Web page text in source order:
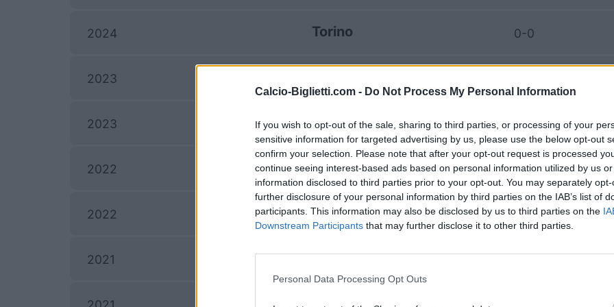
Calcio-Biglietti.com - Do Not Process My Personal Information
If you wish to opt-out of the sale, sharing to third parties, or processing of your
sensitive information for targeted advertising by us, please use the below opt-out
confirm your selection. Please note that after your opt-out request is processed
continue seeing interest-based ads based on personal information utilized by us
information disclosed to third parties prior to your opt-out. You may separately
further disclosure of your personal information by third parties on the IAB’s list of
participants. This information may also be disclosed by us to third parties on the
Downstream Participants that may further disclose it to other third parties.
Personal Data Processing Opt Outs
2024 Torino 0-0
2023
2023 Juventus 4-2
2022 Torino 0-1
2022 Juventus 1-1
2021 Torino
Torino